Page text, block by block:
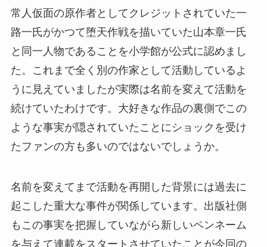
常人仮面の原作者としてクレジットされていた一
路一氏がかつて堕天作戦を描いていた山本章一氏
と同一人物であることを小学館が公式に認めまし
た。これまで全く別の作家として活動しているよ
うに見えていましたが実際は名前を変えて活動を
続けていたわけです。大好きな作品の裏側でこの
ような事実が隠されていたことにショックを受け
たファンの方も多いのではないでしょうか。
名前を変えてまで活動を再開した背景には過去に
起こした重大な事件が関係しています。出版社側
もこの事実を把握していながら新しいペンネーム
を与えて連載をスタートさせていたことが今回の